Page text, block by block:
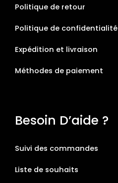
Politique de retour
Politique de confidentialité
Expédition et livraison
Méthodes de paiement
Besoin D’aide ?
Suivi des commandes
Liste de souhaits